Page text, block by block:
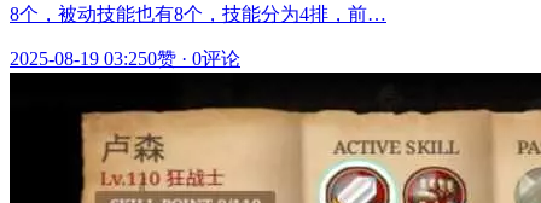
8个，被动技能也有8个，技能分为4排，前…
2025-08-19 03:250赞 · 0评论